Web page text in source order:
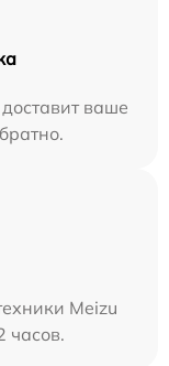
ваше
Meizu
часов.